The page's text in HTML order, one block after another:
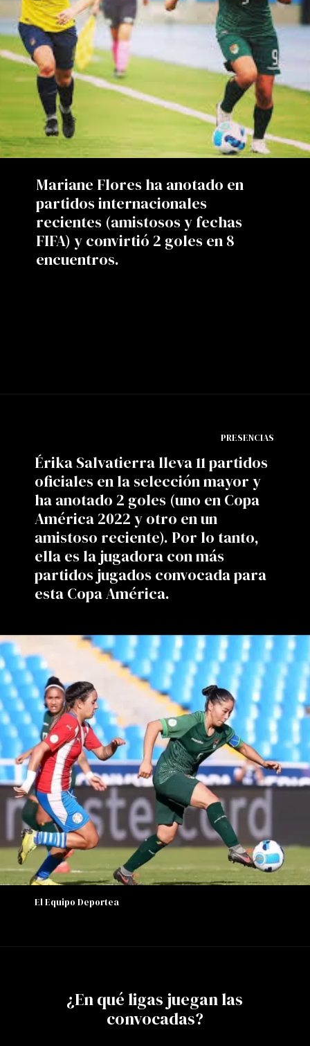
Mariane Flores ha anotado en
partidos internacionales
recientes (amistosos y fechas
FIFA) y convirtió 2 goles en 8
encuentros.
El Equipo Deportea
PRESENCIAS
Érika Salvatierra lleva 11 partidos
oficiales en la selección mayor y
ha anotado 2 goles (uno en Copa
América 2022 y otro en un
amistoso reciente). Por lo tanto,
ella es la jugadora con más
partidos jugados convocada para
esta Copa América.
¿En qué ligas juegan las
convocadas?